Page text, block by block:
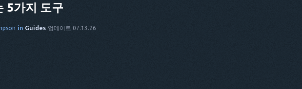
5가지 도구
in Guides 업데이트 07.13.26